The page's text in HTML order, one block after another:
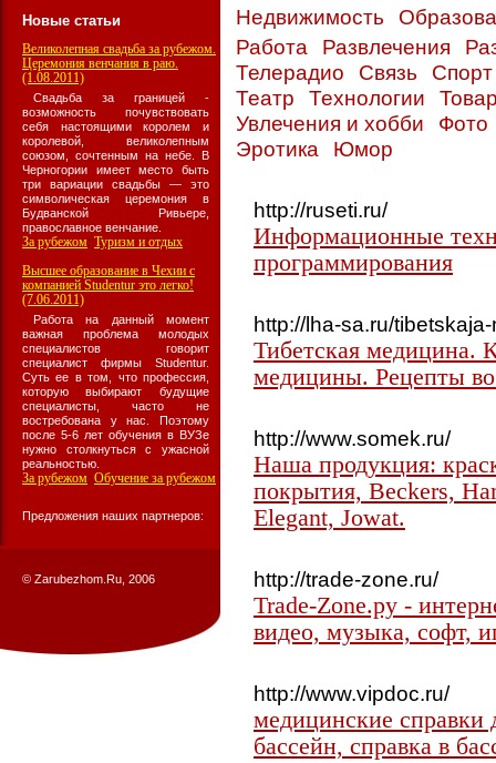
Новые статьи
Великолепная свадьба за рубежом.
Церемония венчания в раю.
(1.08.2011)
Свадьба за границей -
возможность почувствовать
себя настоящими королем и
королевой, великолепным
союзом, сочтенным на небе. В
Черногории имеет место быть
три вариации свадьбы — это
символическая церемония в
Будванской Ривьере,
православное венчание.
За рубежом: Туризм и отдых
Высшее образование в Чехии с
компанией Studentur это легко!
(7.06.2011)
Работа на данный момент
важная проблема молодых
специалистов говорит
специалист фирмы Studentur.
Суть ее в том, что профессия,
которую выбирают будущие
специалисты, часто не
востребована у нас. Поэтому
после 5-6 лет обучения в ВУЗе
нужно столкнуться с ужасной
реальностью.
За рубежом: Обучение за рубежом
Предложения наших партнеров:
© Zarubezhom.Ru, 2006
Недвижимость
Работа
Развлечения
Телерадио
Связь
Театр
Технологии
Увлечения и хобби
Фото
Эротика
Юмор
http://ruseti.ru/
Информационные
программирования
http://lha-sa.ru/
Тибетская медицина.
медицины. Рецепты
http://www.somek.ru/
Наша продукция:
покрытия, Beckers,
Elegant, Jowat.
http://trade-zone.ru/
Trade-Zone.ру -
видео, музыка, софт,
http://www.vipdoc.ru/
медицинские справки
бассейн, справка в